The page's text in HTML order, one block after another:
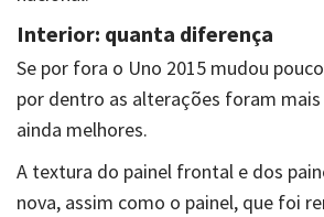
Interior: quanta diferença
Se por fora o Uno 2015 mudou
por dentro as alterações foram
ainda melhores.
A textura do painel frontal e dos
nova, assim como o painel, que foi